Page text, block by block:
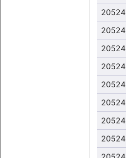
20524
20524
20524
20524
20524
20524
20524
20524